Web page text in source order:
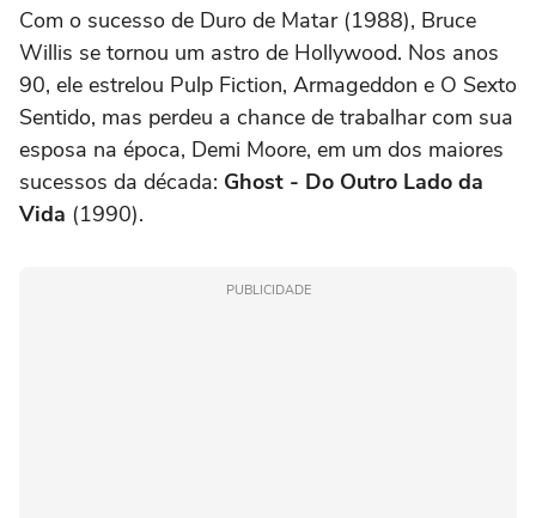
Com o sucesso de Duro de Matar(1988), Bruce
Willis se tornou um astro de Hollywood. Nos anos
90, ele estrelou Pulp Fiction, Armageddon e O Sexto
Sentido, mas perdeu a chance de trabalhar com sua
esposa na época, Demi Moore, em um dos maiores
sucessos da década: Ghost - Do Outro Lado da
Vida (1990).
PUBLICIDADE